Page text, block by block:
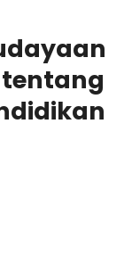
tentang